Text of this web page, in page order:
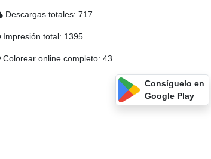
Descargas totales: 717
Impresión total: 1395
Colorear online completo: 43
Consíguelo en
Google Play